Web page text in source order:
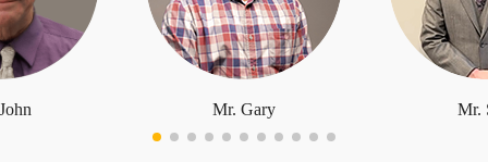
Mr. Gary Mr.